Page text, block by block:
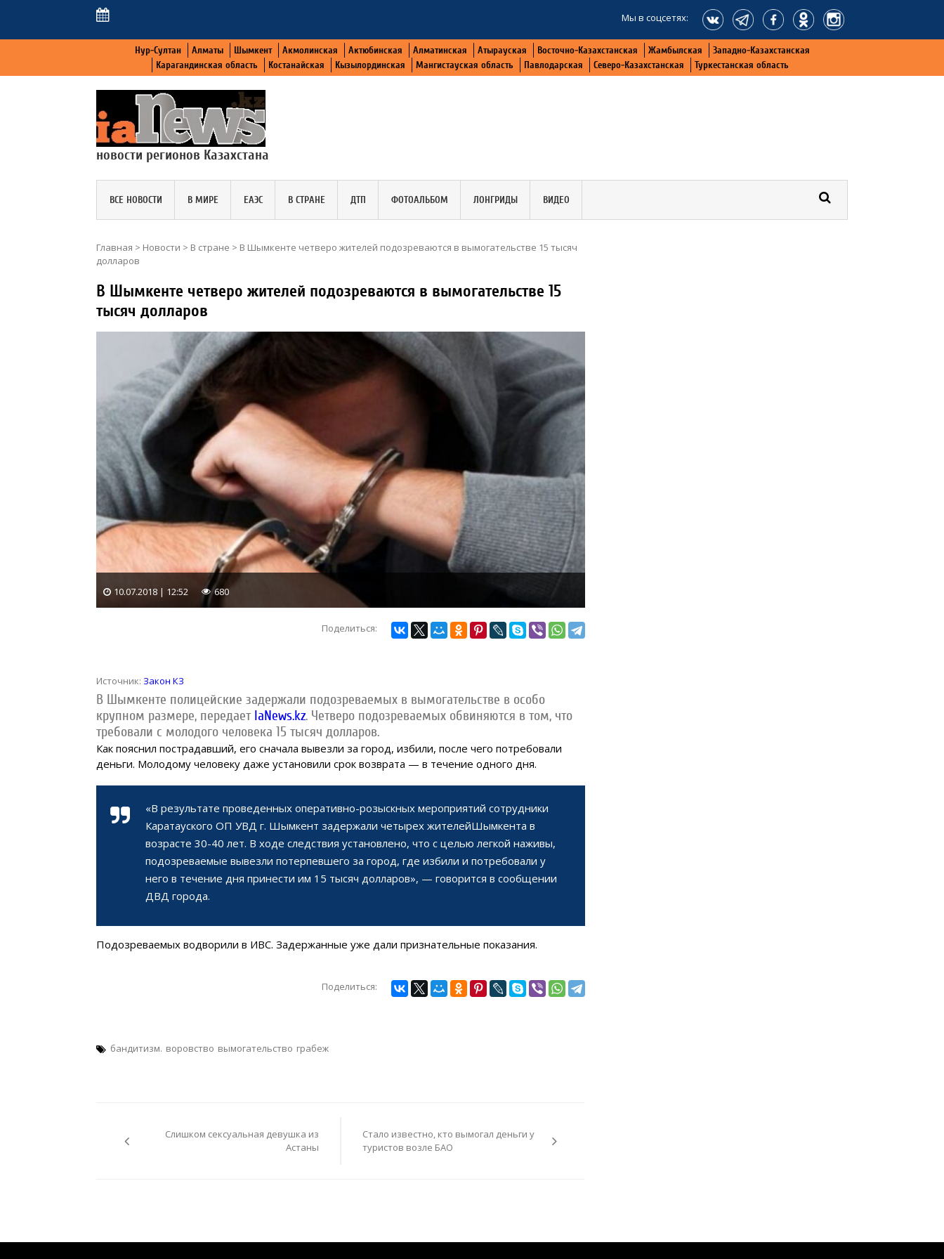
Мы в соцсетях:
Нур-Султан Алматы Шымкент Акмолинская Актюбинская Алматинская Атырауская Восточно-Казахстанская Жамбылская
Западно-Казахстанская
Карагандинская область
Костанайская Кызылординская Мангистауская область Павлодарская Северо-Казахстанская Туркестанская область
новости регионов Казахстана
ВСЕ НОВОСТИ В МИРЕ ЕАЭС В СТРАНЕ ДТП ФОТОАЛЬБОМ ЛОНГРИДЫ ВИДЕО
Главная > Новости > В стране > В Шымкенте четверо жителей подозреваются в вымогательстве 15 тысяч
долларов
В Шымкенте четверо жителей подозреваются в вымогательстве 15
тысяч долларов
10.07.2018 | 12:52 680
Поделиться:
Источник: Закон КЗ
В Шымкенте полицейские задержали подозреваемых в вымогательстве в особо
крупном размере, передает IaNews.kz. Четверо подозреваемых обвиняются в том, что
требовали с молодого человека 15 тысяч долларов.
Как пояснил пострадавший, его сначала вывезли за город, избили, после чего потребовали
деньги. Молодому человеку даже установили срок возврата — в течение одного дня.
«В результате проведенных оперативно-розыскных мероприятий сотрудники
Каратауского ОП УВД г. Шымкент задержали четырех жителейШымкента в
возрасте 30-40 лет. В ходе следствия установлено, что с целью легкой наживы,
подозреваемые вывезли потерпевшего за город, где избили и потребовали у
него в течение дня принести им 15 тысяч долларов», — говорится в сообщении
ДВД города.
Подозреваемых водворили в ИВС. Задержанные уже дали признательные показания.
Поделиться:
бандитизм. воровство вымогательство грабеж
записям
Слишком сексуальная девушка из
Астаны
Стало известно, кто вымогал деньги у
туристов возле БАО